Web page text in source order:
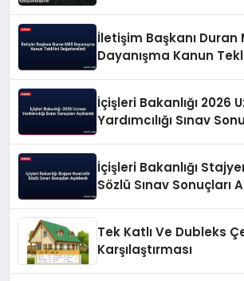
İletişim Başkanı Duran
Dayanışma Kanun
İçişleri Bakanlığı 2026
Yardımcılığı Sınav
İçişleri Bakanlığı
Sözlü Sınav Sonuçları
Tek Katlı Ve Dubleks
Karşılaştırması